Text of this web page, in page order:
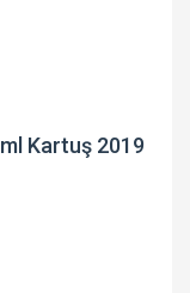
Kartuş 2019